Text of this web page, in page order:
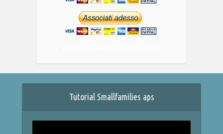
Tutorial Smallfamilies aps